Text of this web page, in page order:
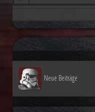
Neue Beiträge